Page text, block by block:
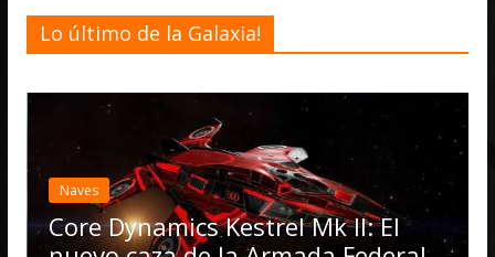
Lo último de la Galaxia!
Dynamics Kestrel Mk II: El
Desarrollo
Elite